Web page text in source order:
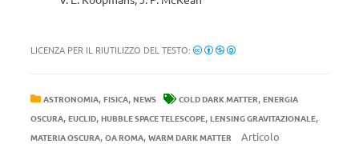
LICENZA PER IL RIUTILIZZO DEL TESTO:
ASTRONOMIA, FISICA, NEWS COLD DARK MATTER, ENERGIA
OSCURA, EUCLID, HUBBLE SPACE TELESCOPE, LENSING GRAVITAZIONALE,
MATERIA OSCURA, OA ROMA, WARM DARK MATTER
Articolo